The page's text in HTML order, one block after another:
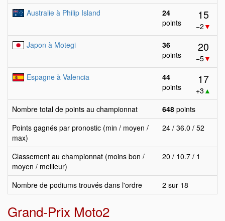
Australie à Philip Island
24
points
15
−2 ▼
Japon à Motegi
36
points
20
−5▼
Espagne à Valencia
44
points
17
+3 ▲
Nombre total de points au championnat
648 points
Points gagnés par pronostic (min / moyen /
max)
24 / 36.0 / 52
Classement au championnat (moins bon /
moyen / meilleur)
20 / 10.7 / 1
Nombre de podiums trouvés dans l'ordre 2 sur 18
Grand-Prix Moto2